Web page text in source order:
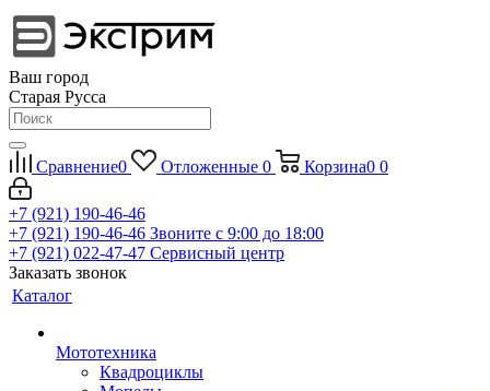
Ваш город
Старая Русса
Сравнение0 Отложенные 0 Корзина0 0
+7 (921) 190-46-46
+7 (921) 190-46-46 Звоните с 9:00 до 18:00
+7 (921) 022-47-47 Сервисный центр
Заказать звонок
Каталог
Мототехника
Квадроциклы